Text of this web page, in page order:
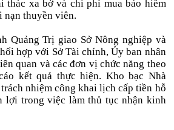
thác xa bờ và chi phí mua bảo hiểm
nạn thuyền viên.
Quảng Trị giao Sở Nông nghiệp và
hợp với Sở Tài chính, Ủy ban nhân
quan và các đơn vị chức năng theo
kết quả thực hiện. Kho bạc Nhà
nhiệm công khai lịch cấp tiền hỗ
lợi trong việc làm thủ tục nhận kinh